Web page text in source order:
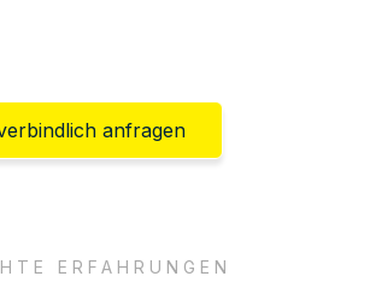
anfragen
ERFAHRUNGEN